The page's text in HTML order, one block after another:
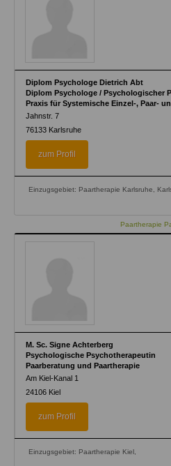
Diplom Psychologe Dietrich Abt
Diplom Psychologe / Psychologischer
Praxis für Systemische Einzel-, Paar-
Jahnstr. 7
76133 Karlsruhe
zum Profil
Einzugsgebiet: Paartherapie Karlsruhe,
Paartherapie
M. Sc. Signe Achterberg
Psychologische Psychotherapeutin
Paarberatung und Paartherapie
Am Kiel-Kanal 1
24106 Kiel
zum Profil
Einzugsgebiet: Paartherapie Kiel,